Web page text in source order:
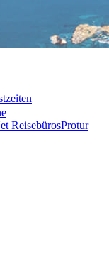
ReisebürosProtur